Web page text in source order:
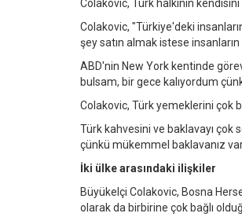
Colakovic, Türk halkının kendisini
Colakovic, "Türkiye'deki
şey satın almak istese insanların
ABD'nin New York kentinde
bulsam, bir gece kalıyordum
Colakovic, Türk yemeklerini çok
Türk kahvesini ve baklavayı çok
çünkü mükemmel baklavanız
İki ülke arasındaki ilişkiler
Büyükelçi Colakovic, Bosna
olarak da birbirine çok bağlı